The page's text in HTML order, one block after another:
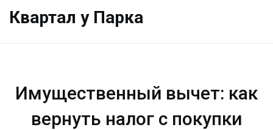
Квартал у Парка
Имущественный вычет: как
вернуть налог с покупки